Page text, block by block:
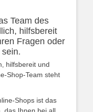
Team des
hilfsbereit
Fragen oder
hilfsbereit und
Shop-Team steht
Shops ist das